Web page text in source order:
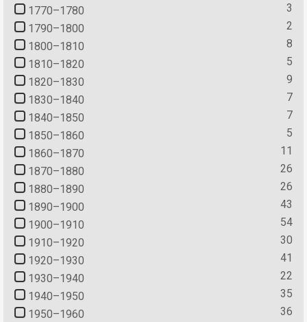
1770–1780
3
1790–1800
2
1800–1810
8
1810–1820
5
1820–1830
9
1830–1840
7
1840–1850
7
1850–1860
5
1860–1870
11
1870–1880
26
1880–1890
26
1890–1900
43
1900–1910
54
1910–1920
30
1920–1930
41
1930–1940
22
1940–1950
35
1950–1960
36